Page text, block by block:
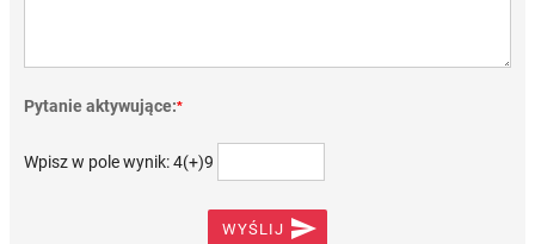
Pytanie aktywujące:*
Wpisz w pole wynik: 4(+)9
WYŚLIJ 